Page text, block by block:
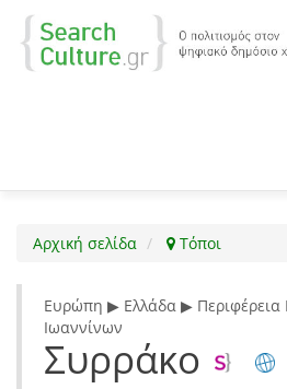
Αρχική σελίδα Τόποι
Ευρώπη ▶ Ελλάδα ▶
Ιωαννίνων
Συρράκο